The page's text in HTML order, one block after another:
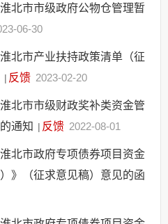
北市市级政府公物仓管理暂
06-30
北市产业扶持政策清单（征
| 反馈 2023-02-20
北市市级财政奖补类资金管
通知 | 反馈 2022-08-01
北市政府专项债券项目资金
》（征求意见稿）意见的函